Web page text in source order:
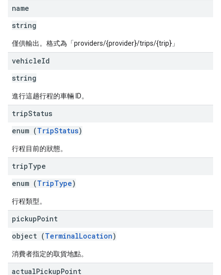
name
string
僅供輸出。格式為「providers/{provider}/trips/{trip}」
vehicleId
string
進行這趟行程的車輛 ID。
tripStatus
enum (TripStatus)
行程目前的狀態。
tripType
enum (TripType)
行程類型。
pickupPoint
object (TerminalLocation)
消費者指定的取貨地點。
actualPickupPoint